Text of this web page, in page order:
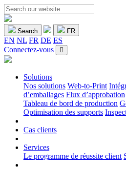
Search FR
EN NL FR DE ES
Connectez-vous
Solutions
Nos solutions Web-to-Print
d’emballages Flux d’approbation
Tableau de bord de production
Optimisation des supports
Cas clients
Services
Le programme de réussite client